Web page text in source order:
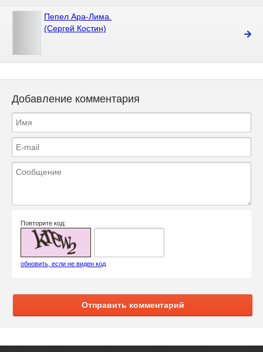
Пепел Ара-Лима.
(Сергей Костин)
Добавление комментария
Повторите код:
обновить, если не виден код
Отправить комментарий